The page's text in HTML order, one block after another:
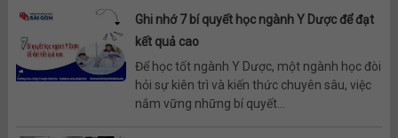
Ghi nhớ 7 bí quyết học ngành Y Dược để đạt
kết quả cao
Để học tốt ngành Y Dược, một ngành học đòi
hỏi sự kiên trì và kiến thức chuyên sâu, việc
nắm vững những bí quyết...